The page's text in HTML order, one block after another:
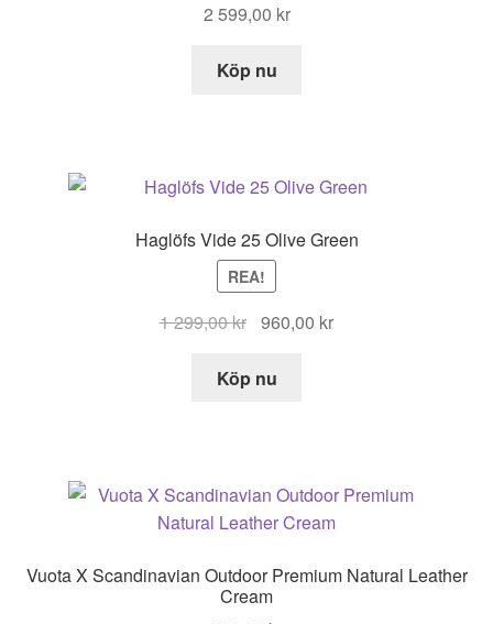
2 599,00 kr
Köp nu
Haglöfs Vide 25 Olive Green
REA!
1 299,00kr Det
priset
960,00 krDet
Köp nu
Vuota X Scandinavian Outdoor Premium Natural Leather
Cream